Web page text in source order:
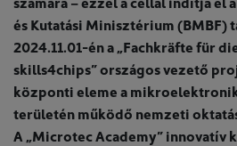
és Kutatási Minisztérium (BMBF)
2024.11.01-én a „Fachkräf­te für
skills4chips” országos vezető
központi eleme a
területén működő nemzeti
A „Microtec Academy” innovatív